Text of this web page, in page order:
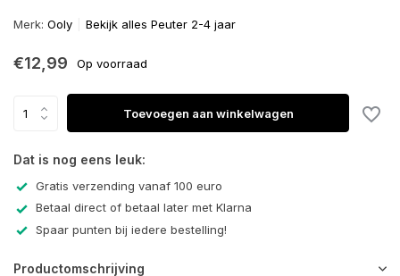
Merk: Ooly Bekijk alles Peuter 2-4 jaar
€12,99 Op voorraad
Toevoegen aan winkelwagen
Dat is nog eens leuk:
Gratis verzending vanaf 100 euro
Betaal direct of betaal later met Klarna
Spaar punten bij iedere bestelling!
Productomschrijving